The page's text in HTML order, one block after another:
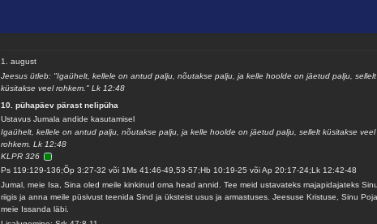
1. august
Jeesus ütleb: "Igaühelt, kellele on antud palju, nõutakse palju, ja kelle hoolde on jäetud palju, sellelt
küsitakse veel rohkem." Lk 12:48
10. pühapäev pärast nelipüha
Ustavus Jumala andide kasutamisel
Igaühelt, kellele on antud palju, nõutakse palju, ja kelle hoolde on jäetud palju, sellelt küsitakse veel
rohkem. Lk 12:48
KLPR 326
Ps 119:129-136;Õp 3:27-32 või 1Ms 41:46-49,53-57;Hb 10:19-25 või Ap 20:17-24;Lk 12:42-48
Jumal, meie Isa, Sina oled meile kinkinud oma head annid. Tee meid ustavateks majapidajateks
riigis ja anna meile püsivust teenida Sind ja üksteist usus ja armastuses. Jeesuse Kristuse, Sinu
meie Issanda läbi.